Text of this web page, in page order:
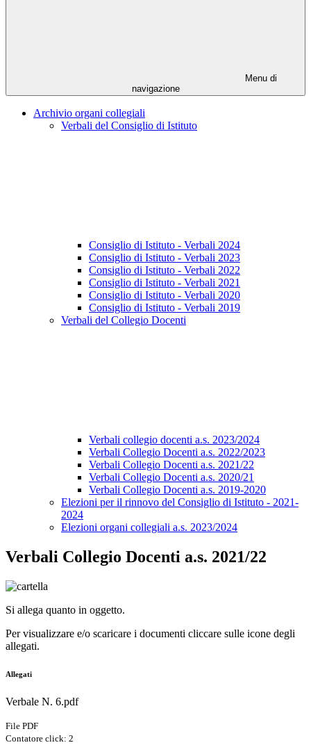
Menu di
navigazione
Archivio organi collegiali
Verbali del Consiglio di Istituto
Consiglio di Istituto - Verbali 2024
Consiglio di Istituto - Verbali 2023
Consiglio di Istituto - Verbali 2022
Consiglio di Istituto - Verbali 2021
Consiglio di Istituto - Verbali 2020
Consiglio di Istituto - Verbali 2019
Verbali del Collegio Docenti
Verbali collegio docenti a.s. 2023/2024
Verbali Collegio Docenti a.s. 2022/2023
Verbali Collegio Docenti a.s. 2021/22
Verbali Collegio Docenti a.s. 2020/21
Verbali Collegio Docenti a.s. 2019-2020
Elezioni per il rinnovo del Consiglio di Istituto - 2021-
2024
Elezioni organi collegiali a.s. 2023/2024
Verbali Collegio Docenti a.s. 2021/22
Si allega quanto in oggetto.
Per visualizzare e/o scaricare i documenti cliccare sulle icone degli
allegati.
Allegati
Verbale N. 6.pdf
File PDF
Contatore click: 2